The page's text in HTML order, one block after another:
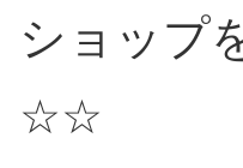
ショップ
☆☆